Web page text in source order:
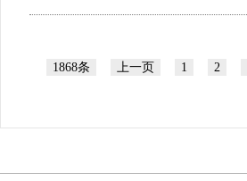
1868条 上一页 1 2